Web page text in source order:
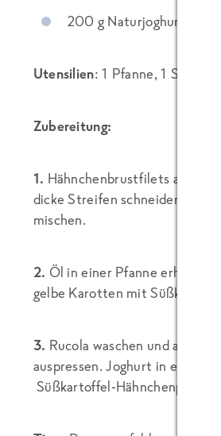
200 g Naturjoghurt
Utensilien: 1 Pfanne, 1
Zubereitung:
1. Hähnchenbrustfilets
dicke Streifen schneiden, in
mischen.
2. Öl in einer Pfanne erhitzen,
gelbe Karotten mit
3. Rucola waschen und
auspressen. Joghurt in eine
Süßkartoffel-Hähnchenpfanne